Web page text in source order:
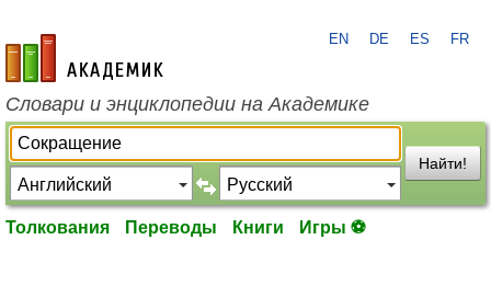
academic.ru
EN DE ES FR
Словари и энциклопедии на Академике
Найти!
Толкования Переводы Книги Игры ⚽